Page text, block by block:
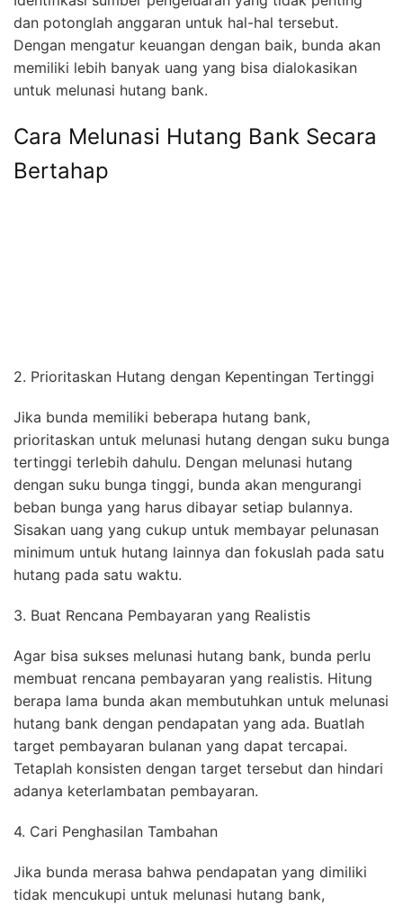
dan potonglah anggaran untuk hal-hal tersebut.
Dengan mengatur keuangan dengan baik, bunda akan
memiliki lebih banyak uang yang bisa dialokasikan
untuk melunasi hutang bank.
Cara Melunasi Hutang Bank Secara
Bertahap
2. Prioritaskan Hutang dengan Kepentingan Tertinggi
Jika bunda memiliki beberapa hutang bank,
prioritaskan untuk melunasi hutang dengan suku bunga
tertinggi terlebih dahulu. Dengan melunasi hutang
dengan suku bunga tinggi, bunda akan mengurangi
beban bunga yang harus dibayar setiap bulannya.
Sisakan uang yang cukup untuk membayar pelunasan
minimum untuk hutang lainnya dan fokuslah pada satu
hutang pada satu waktu.
3. Buat Rencana Pembayaran yang Realistis
Agar bisa sukses melunasi hutang bank, bunda perlu
membuat rencana pembayaran yang realistis. Hitung
berapa lama bunda akan membutuhkan untuk melunasi
hutang bank dengan pendapatan yang ada. Buatlah
target pembayaran bulanan yang dapat tercapai.
Tetaplah konsisten dengan target tersebut dan hindari
adanya keterlambatan pembayaran.
4. Cari Penghasilan Tambahan
Jika bunda merasa bahwa pendapatan yang dimiliki
tidak mencukupi untuk melunasi hutang bank,